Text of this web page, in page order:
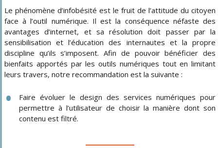
Le phénomène d’infobésité est le fruit de l’attitude du citoyen
face à l’outil numérique. Il est la conséquence néfaste des
avantages d’internet, et sa résolution doit passer par la
sensibilisation et l’éducation des internautes et la propre
discipline qu’ils s’imposent. Afin de pouvoir bénéficier des
bienfaits apportés par les outils numériques tout en limitant
leurs travers, notre recommandation est la suivante :
Faire évoluer le design des services numériques pour
permettre à l’utilisateur de choisir la manière dont son
contenu est filtré.